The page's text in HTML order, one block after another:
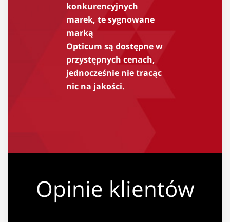
konkurencyjnych
marek, te sygnowane
marką
Opticum są dostępne w
przystępnych cenach,
jednocześnie nie tracąc
nic na jakości.
Opinie klientów